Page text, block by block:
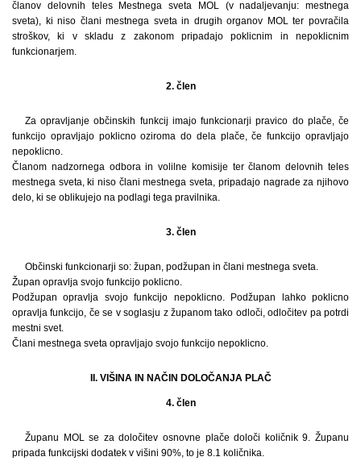
članov delovnih teles Mestnega sveta MOL (v nadaljevanju: mestnega
sveta), ki niso člani mestnega sveta in drugih organov MOL ter povračila
stroškov, ki v skladu z zakonom pripadajo poklicnim in nepoklicnim
funkcionarjem.
2. člen
Za opravljanje občinskih funkcij imajo funkcionarji pravico do plače, če
funkcijo opravljajo poklicno oziroma do dela plače, če funkcijo opravljajo
nepoklicno.
Članom nadzornega odbora in volilne komisije ter članom delovnih teles
mestnega sveta, ki niso člani mestnega sveta, pripadajo nagrade za njihovo
delo, ki se oblikujejo na podlagi tega pravilnika.
3. člen
Občinski funkcionarji so: župan, podžupan in člani mestnega sveta.
Župan opravlja svojo funkcijo poklicno.
Podžupan opravlja svojo funkcijo nepoklicno. Podžupan lahko poklicno
opravlja funkcijo, če se v soglasju z županom tako odloči, odločitev pa potrdi
mestni svet.
Člani mestnega sveta opravljajo svojo funkcijo nepoklicno.
II. VIŠINA IN NAČIN DOLOČANJA PLAČ
4. člen
Županu MOL se za določitev osnovne plače določi količnik 9. Županu
pripada funkcijski dodatek v višini 90%, to je 8.1 količnika.